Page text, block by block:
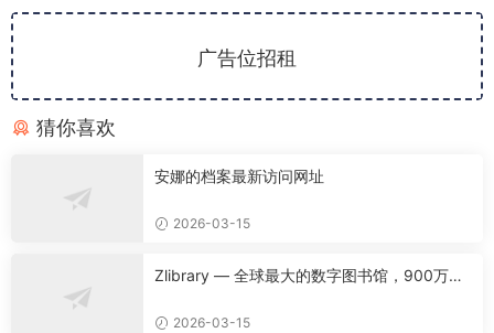
广告位招租
猜你喜欢
安娜的档案最新访问网址
2026-03-15
Zlibrary — 全球最大的数字图书馆，900万本
2026-03-15